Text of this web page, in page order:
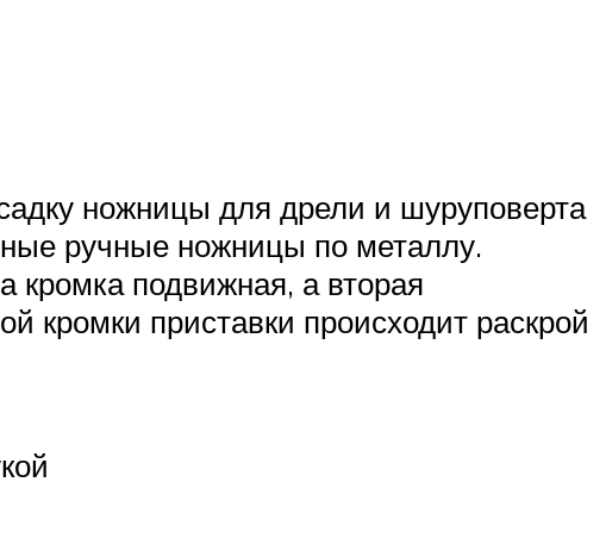
ножницы для дрели и шуруповерта
ручные ножницы по металлу.
кромка подвижная, а вторая
кромки приставки происходит раскрой